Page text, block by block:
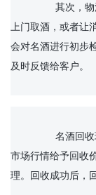
上门取酒，或者让
会对名酒进行初步
及时反馈给客户。
市场行情给予回收
理。回收成功后，